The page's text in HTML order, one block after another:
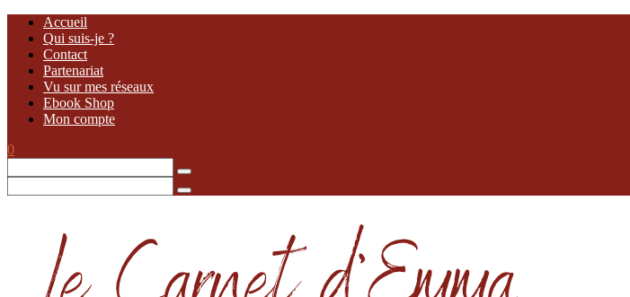
Accueil
Qui suis-je ?
Contact
Partenariat
Vu sur mes réseaux
Ebook Shop
Mon compte
0